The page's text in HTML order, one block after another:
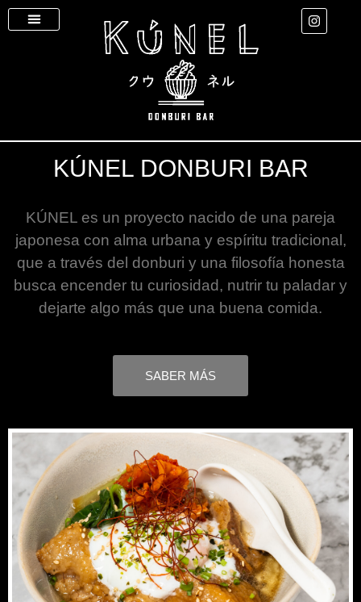
KÚNEL DONBURI BAR
KÚNEL es un proyecto nacido de una pareja
japonesa con alma urbana y espíritu tradicional,
que a través del donburi y una filosofía honesta
busca encender tu curiosidad, nutrir tu paladar y
dejarte algo más que una buena comida.
SABER MÁS